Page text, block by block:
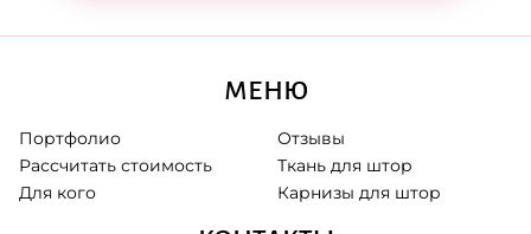
МЕНЮ
Портфолио
Рассчитать стоимость
Для кого
Отзывы
Ткань для штор
Карнизы для штор